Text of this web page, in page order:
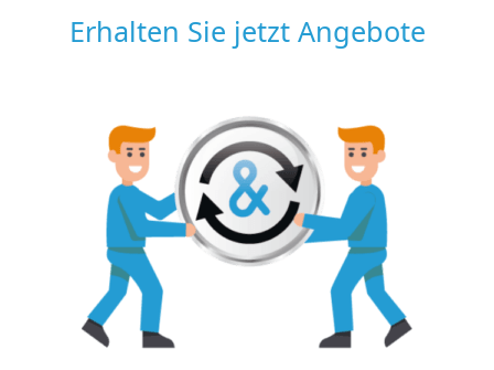
Erhalten Sie jetzt Angebote